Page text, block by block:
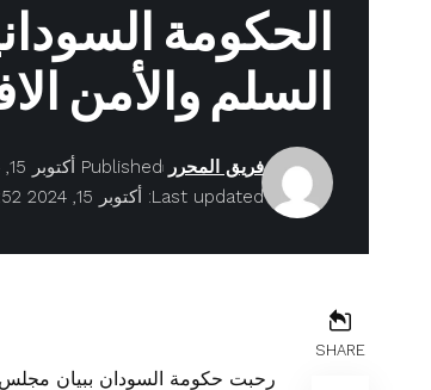
الحكومة
السلم والأمن
Last updated: أكتوبر 15, 2024 7:52 ص
فريق المحرر Published أكتوبر 15, 2024
SHARE